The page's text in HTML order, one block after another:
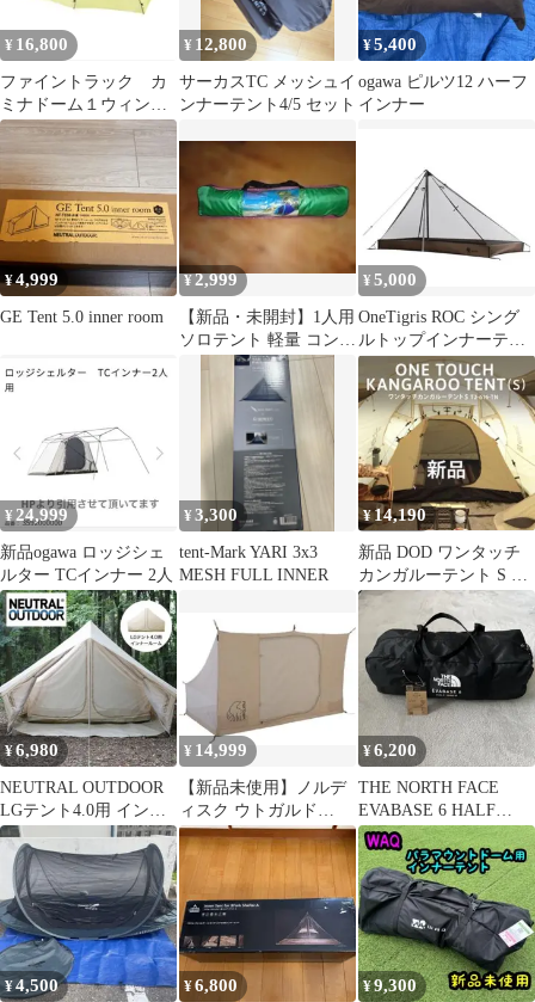
¥ 16,800
ファイントラック カ
ミナドーム１ウィンタ
ーライナー オマケつ
¥ 12,800
サーカスTC メッシュイ
ンナーテント4/5 セット
¥5,400
ogawa ピルツ12 ハーフ
インナー
¥4,999
GE Tent 5.0 inner room
¥2,999
【新品・未開封】1人用
ソロテント 軽量 コンパ
クト キャンプ 防災 ツ
¥ 5,000
OneTigris ROC シング
ルトップインナーテン
ト
¥ 24,999
新品ogawa ロッジシェ
ルター TCインナー 2人
¥3,300
tent-Mark YARI 3x3
MESH FULL INNER
¥14,190
新品 DOD ワンタッチ
カンガルーテント S イ
ンナーテント メッシ
¥6,980
NEUTRAL OUTDOOR
LGテント4.0用 インナ
ールーム
¥ 14,999
【新品未使用】ノルデ
ィスク ウトガルド
Utgard 13.2 インナーキ
ャビン
¥6,200
THE NORTH FACE
EVABASE 6 HALF
INNER
¥4,500 ¥6,800 ¥9,300